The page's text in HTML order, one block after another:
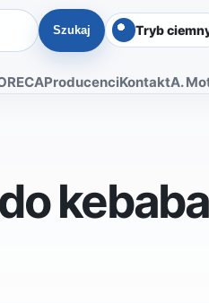
Szukaj Tryb
ProducenciKontaktA.
kebaba